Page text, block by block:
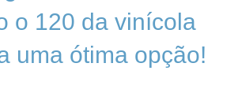
o 120 da vinícola
uma ótima opção!